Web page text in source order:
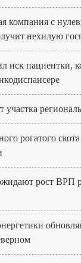
компания с
нехилую
иск пациентки,
участка
рогатого
рост ВРП